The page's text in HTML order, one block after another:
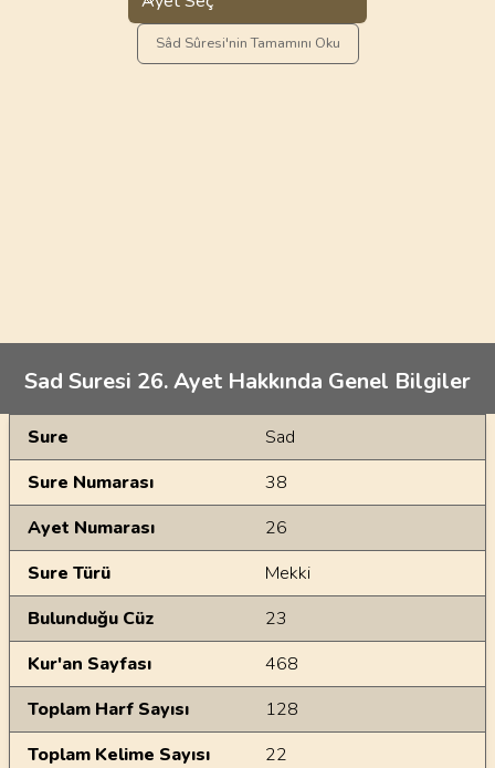
Sâd Sûresi'nin Tamamını Oku
Sad Suresi 26. Ayet Hakkında Genel Bilgiler
Genel Bilgiler
Sure
Sad
Sure Numarası
38
Ayet Numarası
26
Sure Türü
Mekki
Bulunduğu Cüz
23
Kur'an Sayfası
468
Toplam Harf Sayısı
128
Toplam Kelime Sayısı
22